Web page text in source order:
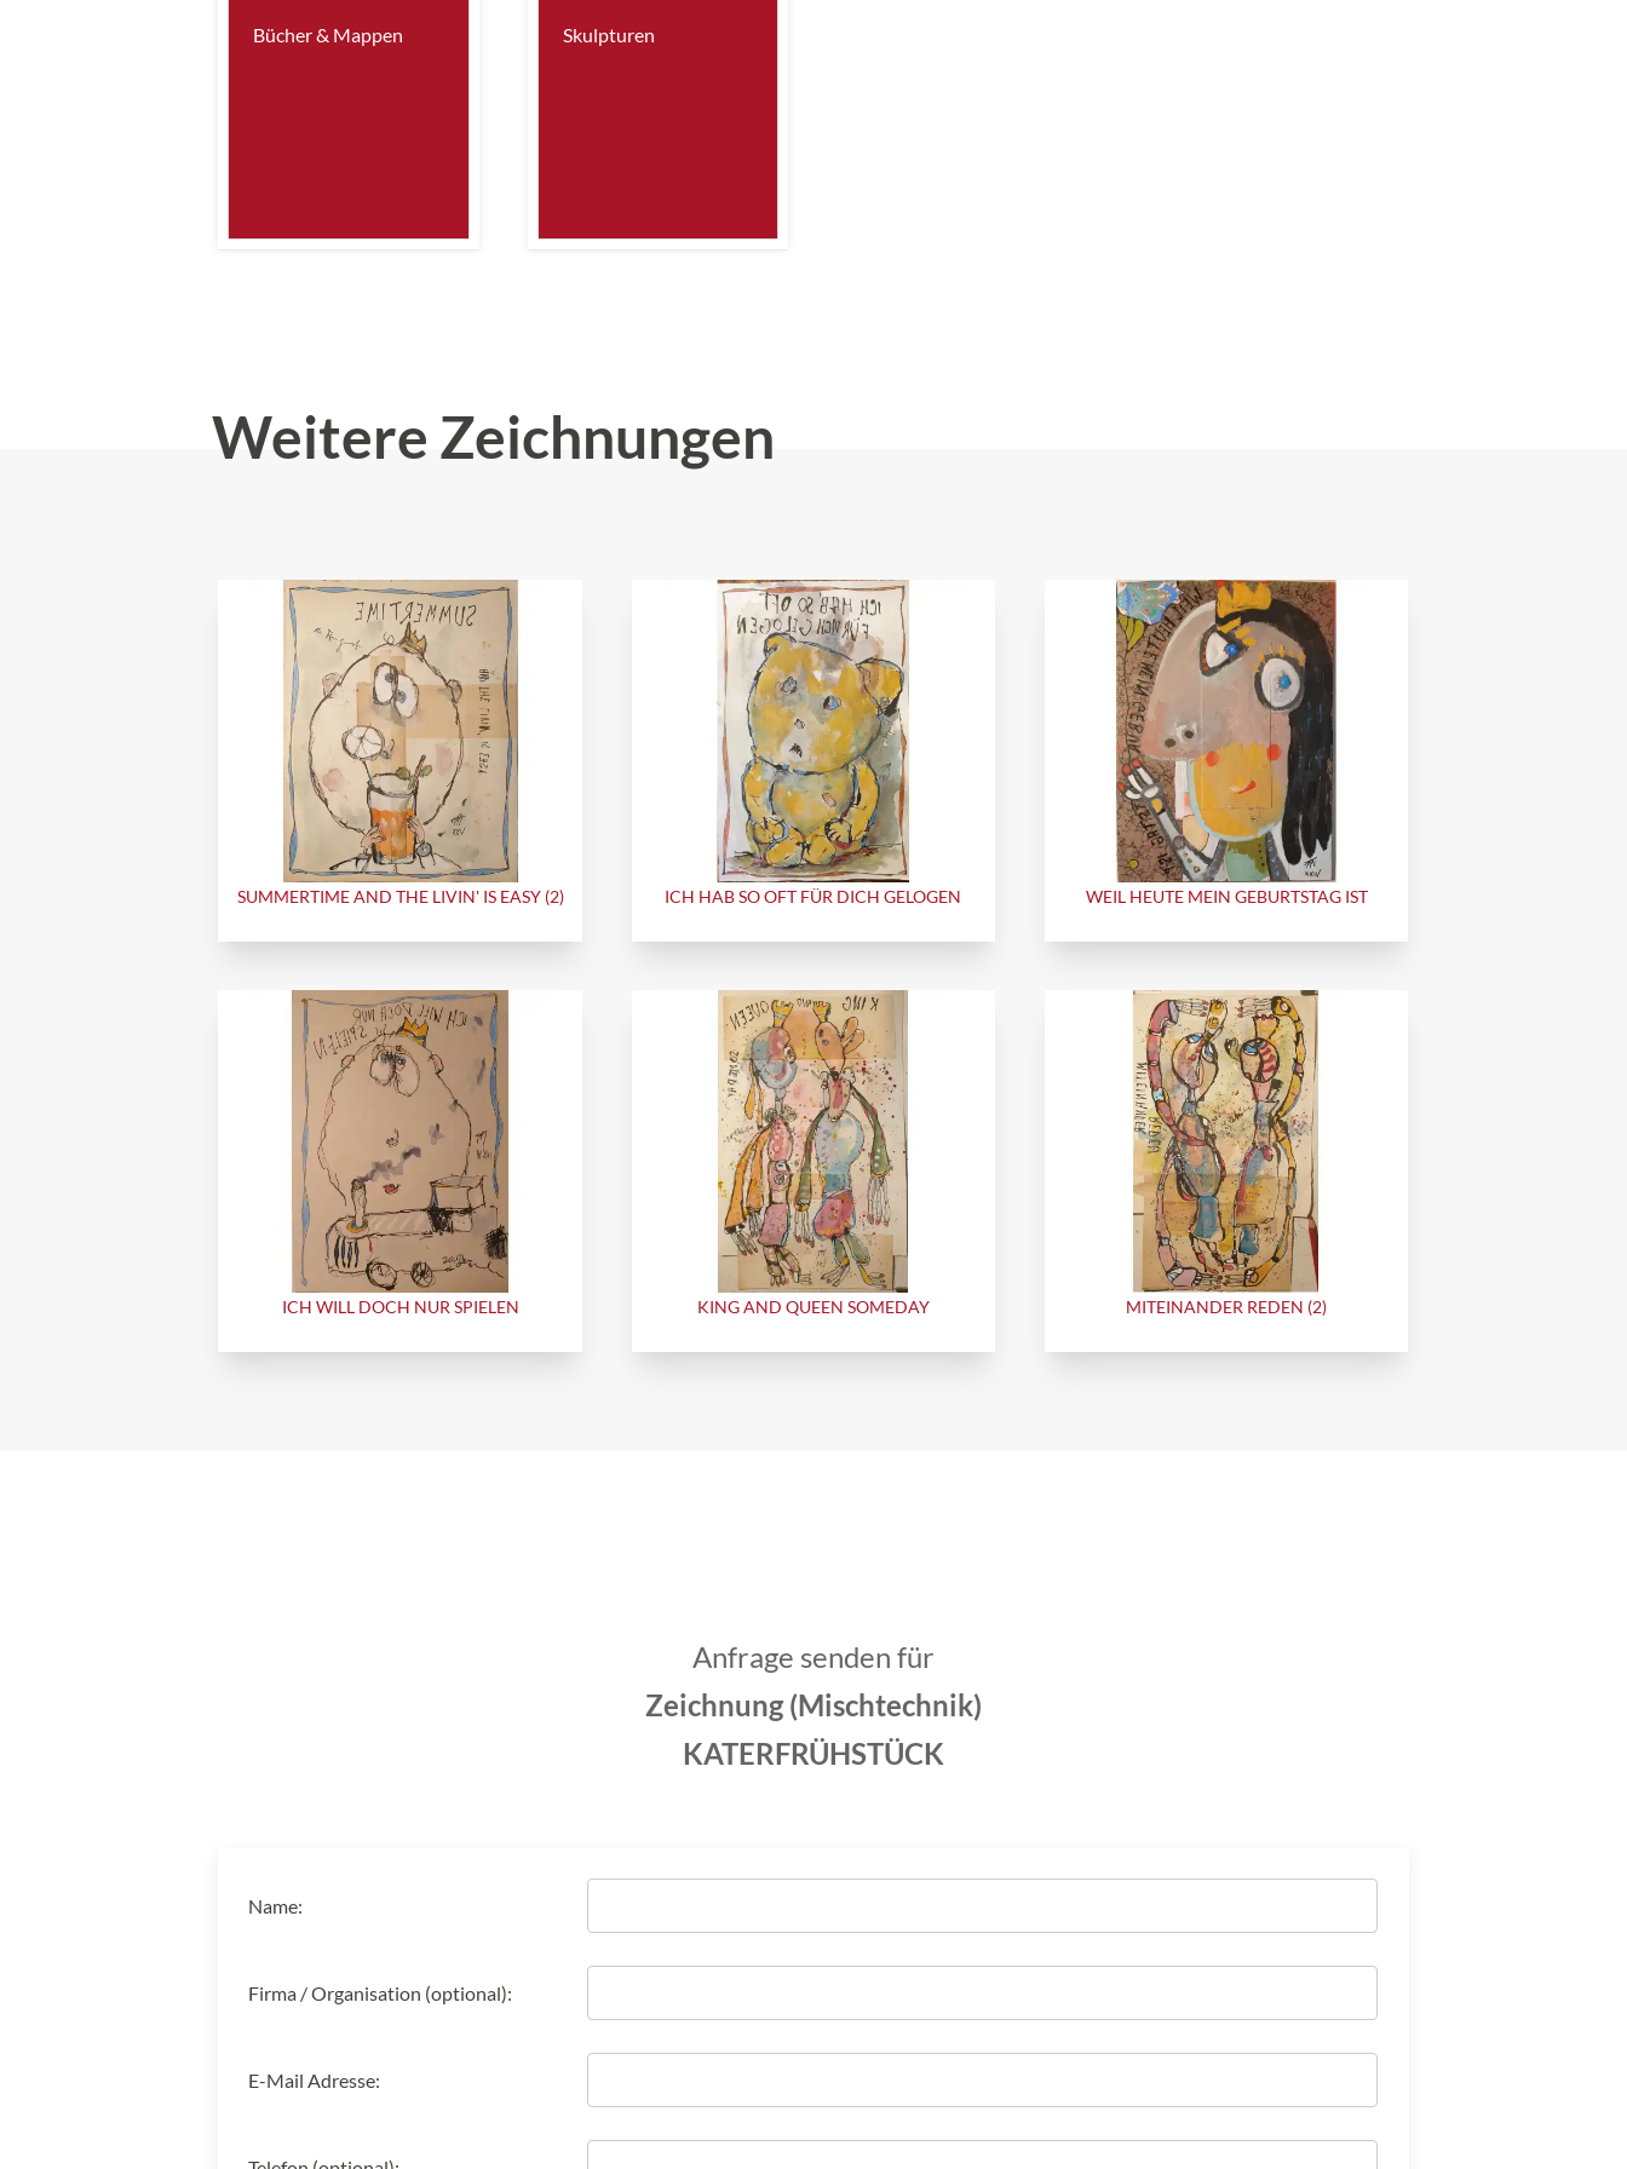
Bücher & Mappen Skulpturen
Weitere Zeichnungen
SUMMERTIME AND THE LIVIN' IS EASY (2) ICH HAB SO OFT FÜR DICH GELOGEN WEIL HEUTE MEIN GEBURTSTAG IST
ICH WILL DOCH NUR SPIELEN KING AND QUEEN SOMEDAY MITEINANDER REDEN (2)
Anfrage senden für
Zeichnung (Mischtechnik)
KATERFRÜHSTÜCK
Name:
Firma / Organisation (optional):
E-Mail Adresse: